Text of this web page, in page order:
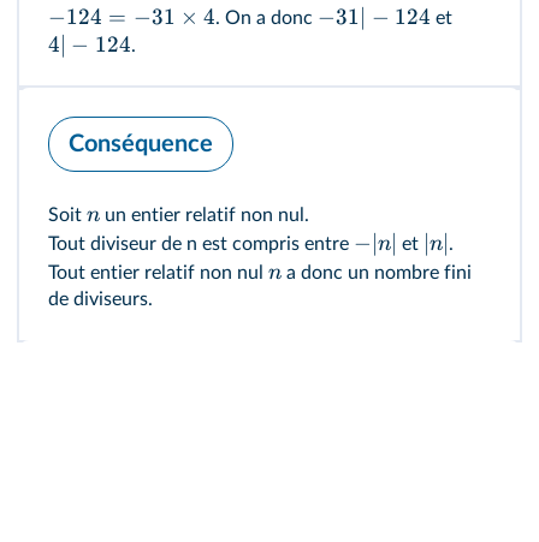
−124 = −31 × 4. On a donc −31∣ − 124 et
4∣ − 124.
Conséquence
Soit n un entier relatif non nul.
Tout diviseur de n est compris entre − n et n .
Tout entier relatif non nul n a donc un nombre fini
de diviseurs.